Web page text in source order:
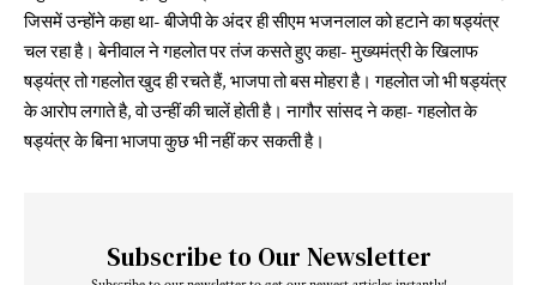
जिसमें उन्होंने कहा था- बीजेपी के अंदर ही सीएम भजनलाल को हटाने का षड्यंत्र
चल रहा है। बेनीवाल ने गहलोत पर तंज कसते हुए कहा- मुख्यमंत्री के खिलाफ
षड्यंत्र तो गहलोत खुद ही रचते हैं, भाजपा तो बस मोहरा है। गहलोत जो भी षड्यंत्र
के आरोप लगाते है, वो उन्हीं की चालें होती है। नागौर सांसद ने कहा- गहलोत के
षड्यंत्र के बिना भाजपा कुछ भी नहीं कर सकती है।
Subscribe to Our Newsletter